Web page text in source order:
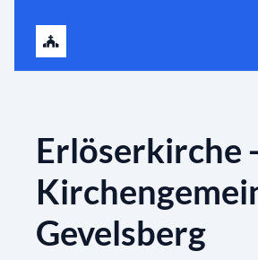
Erlöserkirche
Gevelsberg